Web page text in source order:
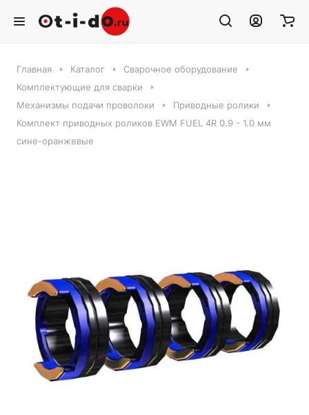
Главная Каталог
Сварочное оборудование
Комплектующие для сварки
Механизмы подачи проволоки
Приводные ролики
Комплект приводных роликов EWM FUEL 4R 0.9 - 1.0 мм
сине-оранжевые